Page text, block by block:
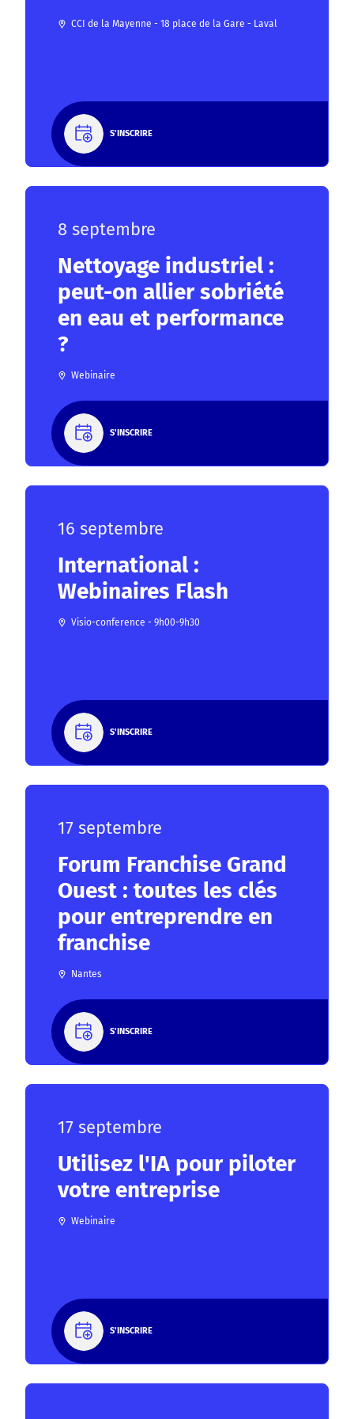
CCI de la Mayenne - 18 place de la Gare - Laval
S'INSCRIRE
8 septembre
Nettoyage industriel :
peut-on allier sobriété
en eau et performance
?
Webinaire
S'INSCRIRE
16 septembre
International :
Webinaires Flash
Visio-conference - 9h00-9h30
S'INSCRIRE
17 septembre
Forum Franchise Grand
Ouest : toutes les clés
pour entreprendre en
franchise
Nantes
S'INSCRIRE
17 septembre
Utilisez l'IA pour piloter
votre entreprise
Webinaire
S'INSCRIRE